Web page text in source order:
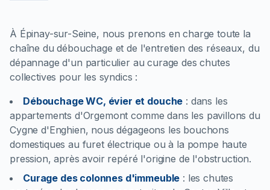
À Épinay-sur-Seine, nous prenons en charge toute la
chaîne du débouchage et de l'entretien des réseaux, du
dépannage d'un particulier au curage des chutes
collectives pour les syndics :
Débouchage WC, évier et douche : dans les
appartements d'Orgemont comme dans les pavillons du
Cygne d'Enghien, nous dégageons les bouchons
domestiques au furet électrique ou à la pompe haute
pression, après avoir repéré l'origine de l'obstruction.
Curage des colonnes d'immeuble : les chutes